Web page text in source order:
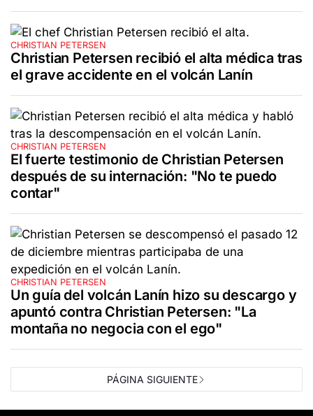
CHRISTIAN PETERSEN
Christian Petersen recibió el alta médica tras
el grave accidente en el volcán Lanín
CHRISTIAN PETERSEN
El fuerte testimonio de Christian Petersen
después de su internación: "No te puedo
contar"
CHRISTIAN PETERSEN
Un guía del volcán Lanín hizo su descargo y
apuntó contra Christian Petersen: "La
montaña no negocia con el ego"
PÁGINA SIGUIENTE